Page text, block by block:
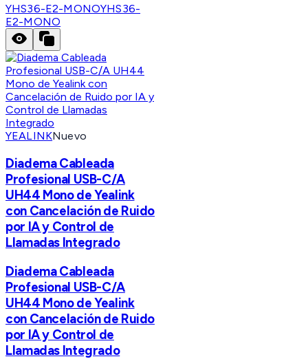
YHS36-E2-MONOYHS36-
E2-MONO
YEALINKNuevo
Diadema Cableada
Profesional USB-C/A
UH44 Mono de Yealink
con Cancelación de Ruido
por IA y Control de
Llamadas Integrado
Diadema Cableada
Profesional USB-C/A
UH44 Mono de Yealink
con Cancelación de Ruido
por IA y Control de
Llamadas Integrado